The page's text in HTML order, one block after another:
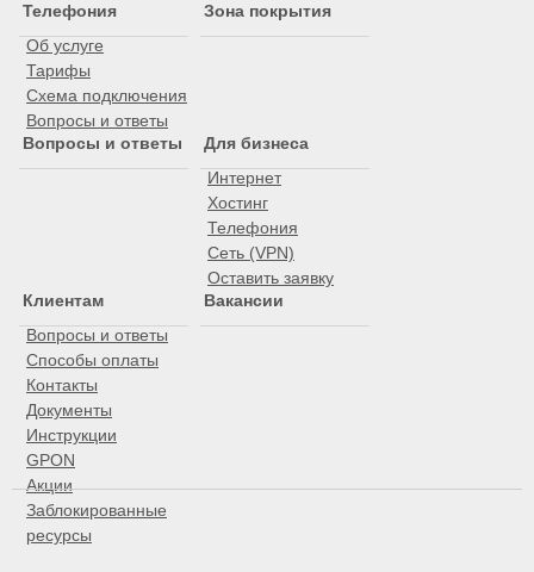
Телефония
Об услуге
Тарифы
Схема подключения
Вопросы и ответы
Зона покрытия
Вопросы и ответы
Для бизнеса
Интернет
Хостинг
Телефония
Сеть (VPN)
Оставить заявку
Клиентам
Вопросы и ответы
Способы оплаты
Контакты
Документы
Инструкции
GPON
Акции
Заблокированные
ресурсы
Вакансии